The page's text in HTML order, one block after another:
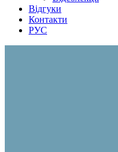
Відгуки
Контакти
РУС